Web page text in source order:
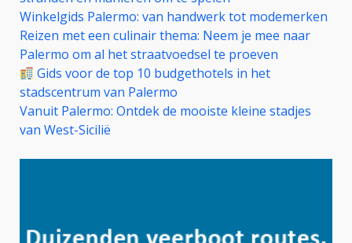
Winkelgids Palermo: van handwerk tot modemerken
Reizen met een culinair thema: Neem je mee naar
Palermo om al het straatvoedsel te proeven
Gids voor de top 10 budgethotels in het
stadscentrum van Palermo
Vanuit Palermo: Ontdek de mooiste kleine stadjes
van West-Sicilië